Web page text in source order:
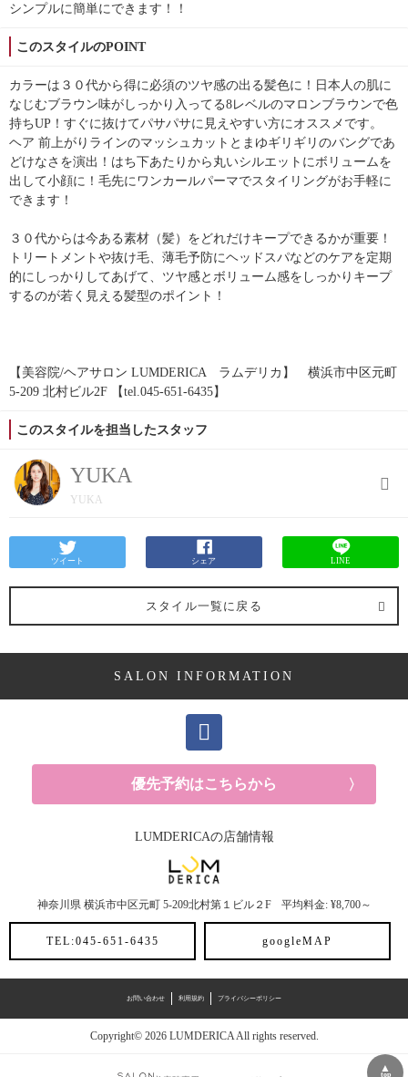
シンプルに簡単にできます！！
このスタイルのPOINT
カラーは３０代から得に必須のツヤ感の出る髪色に！日本人の肌に
なじむブラウン味がしっかり入ってる8レベルのマロンブラウンで色
持ちUP！すぐに抜けてパサパサに見えやすい方にオススメです。
ヘア 前上がりラインのマッシュカットとまゆギリギリのバングであ
どけなさを演出！はち下あたりから丸いシルエットにボリュームを
出して小顔に！毛先にワンカールパーマでスタイリングがお手軽に
できます！
３０代からは今ある素材（髪）をどれだけキープできるかが重要！
トリートメントや抜け毛、薄毛予防にヘッドスパなどのケアを定期
的にしっかりしてあげて、ツヤ感とボリューム感をしっかりキープ
するのが若く見える髪型のポイント！
【美容院/ヘアサロン LUMDERICA ラムデリカ】 横浜市中区元町
5-209 北村ビル2F 【tel.045-651-6435】
このスタイルを担当したスタッフ
YUKA
YUKA
ツイート シェア LINE
スタイル一覧に戻る
SALON INFORMATION
優先予約はこちらから
LUMDERICAの店舗情報
神奈川県 横浜市中区元町 5-209北村第１ビル２F 平均料金: ¥8,700～
TEL:045-651-6435 googleMAP
お問い合わせ 利用規約 プライバシーポリシー
Copyright© 2026 LUMDERICA All rights reserved.
▲
top